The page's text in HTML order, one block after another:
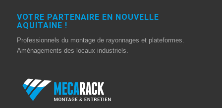
VOTRE PARTENAIRE EN NOUVELLE
AQUITAINE !
Professionnels du montage de rayonnages et plateformes.
Aménagements des locaux industriels.